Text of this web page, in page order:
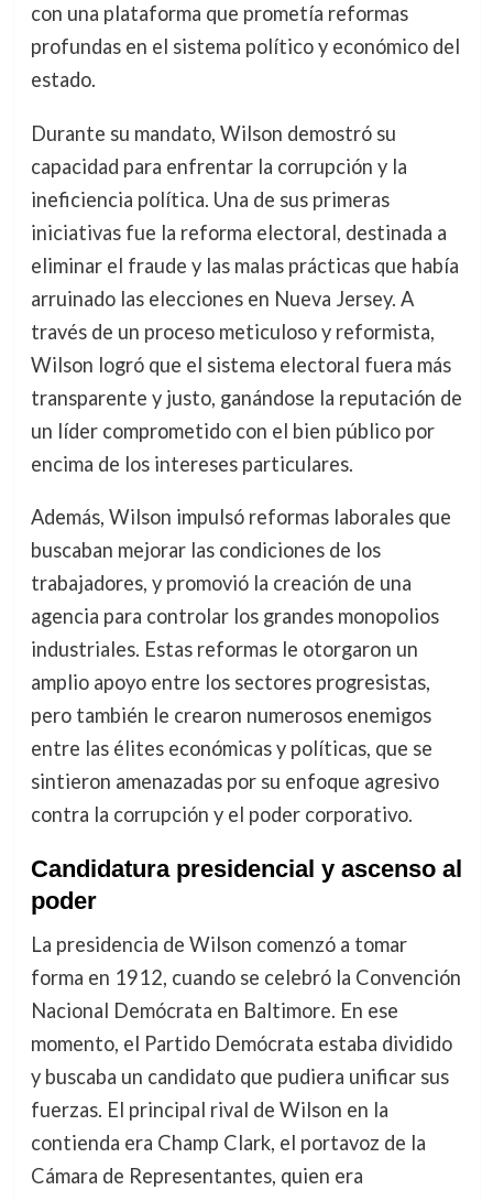
con una plataforma que prometía reformas
profundas en el sistema político y económico del
estado.
Durante su mandato, Wilson demostró su
capacidad para enfrentar la corrupción y la
ineficiencia política. Una de sus primeras
iniciativas fue la reforma electoral, destinada a
eliminar el fraude y las malas prácticas que había
arruinado las elecciones en Nueva Jersey. A
través de un proceso meticuloso y reformista,
Wilson logró que el sistema electoral fuera más
transparente y justo, ganándose la reputación de
un líder comprometido con el bien público por
encima de los intereses particulares.
Además, Wilson impulsó reformas laborales que
buscaban mejorar las condiciones de los
trabajadores, y promovió la creación de una
agencia para controlar los grandes monopolios
industriales. Estas reformas le otorgaron un
amplio apoyo entre los sectores progresistas,
pero también le crearon numerosos enemigos
entre las élites económicas y políticas, que se
sintieron amenazadas por su enfoque agresivo
contra la corrupción y el poder corporativo.
Candidatura presidencial y ascenso al
poder
La presidencia de Wilson comenzó a tomar
forma en 1912, cuando se celebró la Convención
Nacional Demócrata en Baltimore. En ese
momento, el Partido Demócrata estaba dividido
y buscaba un candidato que pudiera unificar sus
fuerzas. El principal rival de Wilson en la
contienda era Champ Clark, el portavoz de la
Cámara de Representantes, quien era